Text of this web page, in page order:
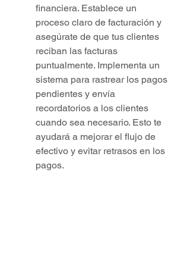
financiera. Establece un
proceso claro de facturación y
asegúrate de que tus clientes
reciban las facturas
puntualmente. Implementa un
sistema para rastrear los pagos
pendientes y envía
recordatorios a los clientes
cuando sea necesario. Esto te
ayudará a mejorar el flujo de
efectivo y evitar retrasos en los
pagos.